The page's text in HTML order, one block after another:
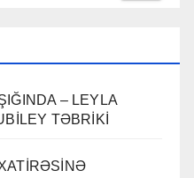
– LEYLA
TƏBRİKİ